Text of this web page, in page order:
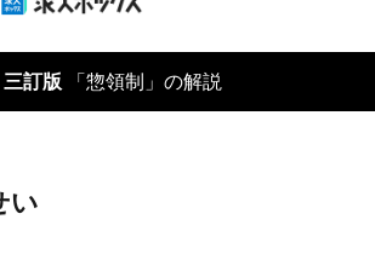
訂版 「惣領制」の解説
い